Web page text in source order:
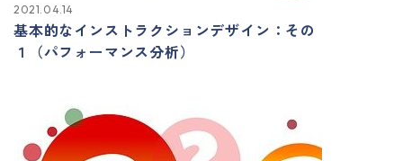
2021.04.14
基本的なインストラクションデザイン：その
１（パフォーマンス分析）